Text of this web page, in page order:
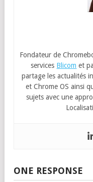
Fondateur de
services Blicom et
partage les actualités
et Chrome OS ainsi
sujets avec une
ONE RESPONSE